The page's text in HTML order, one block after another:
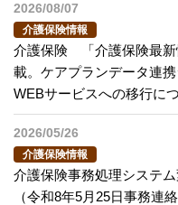
2026/08/07
介護保険情報
介護保険 「介護保険最新
載。ケアプランデータ連
WEBサービスへの移行に
2026/05/26
介護保険情報
介護保険事務処理システ
（令和8年5月25日事務連